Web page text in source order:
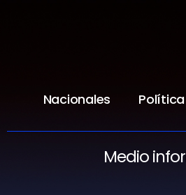
Nacionales Política
Medio